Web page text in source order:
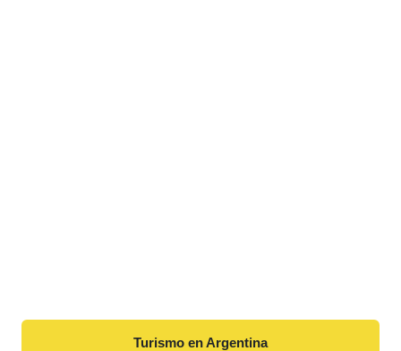
Turismo en Argentina